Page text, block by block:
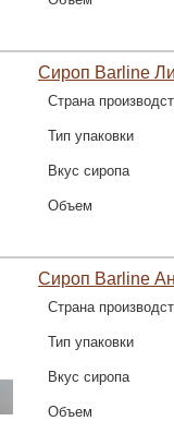
Сироп Barline
Страна
Тип упаковки
Вкус сиропа
Объем
Сироп Barline
Страна
Тип упаковки
Вкус сиропа
Объем